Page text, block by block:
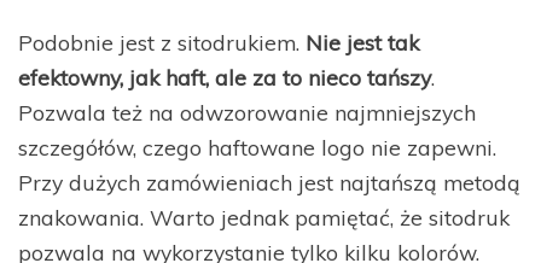
Podobnie jest z sitodrukiem. Nie jest tak
efektowny, jak haft, ale za to nieco tańszy.
Pozwala też na odwzorowanie najmniejszych
szczegółów, czego haftowane logo nie zapewni.
Przy dużych zamówieniach jest najtańszą metodą
znakowania. Warto jednak pamiętać, że sitodruk
pozwala na wykorzystanie tylko kilku kolorów.